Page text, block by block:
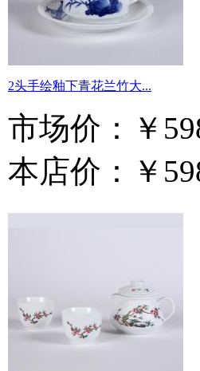
2头手绘釉下青花兰竹大...
市场价：
￥
本店价：
￥